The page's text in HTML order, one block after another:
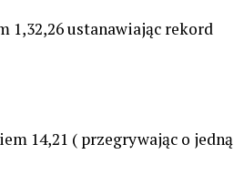
1,32,26 ustanawiając rekord
14,21 ( przegrywając o jedną